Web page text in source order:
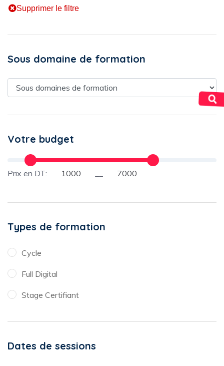
Supprimer le filtre
Sous domaine de formation
Votre budget
Prix en DT:
Types de formation
Cycle
Full Digital
Stage Certifiant
Dates de sessions